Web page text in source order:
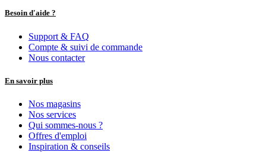
Besoin d'aide ?
Support & FAQ
Compte & suivi de commande
Nous contacter
En savoir plus
Nos magasins
Nos services
Qui sommes-nous ?
Offres d'emploi
Inspiration & conseils